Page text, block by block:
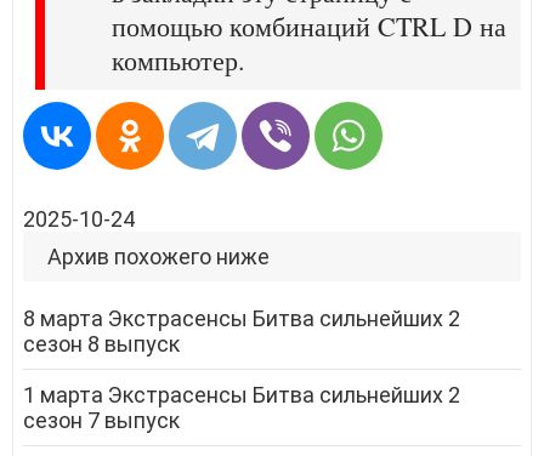
помощью комбинаций CTRL D на
компьютер.
2025-10-24
Архив похожего ниже
8 марта Экстрасенсы Битва сильнейших 2
сезон 8 выпуск
1 марта Экстрасенсы Битва сильнейших 2
сезон 7 выпуск